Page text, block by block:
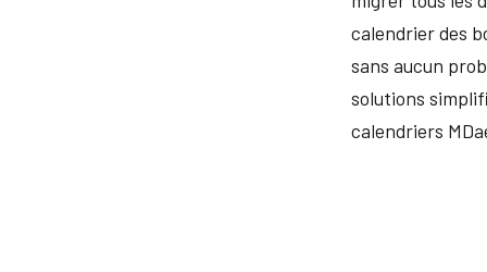
calendrier des
sans aucun
solutions
calendriers